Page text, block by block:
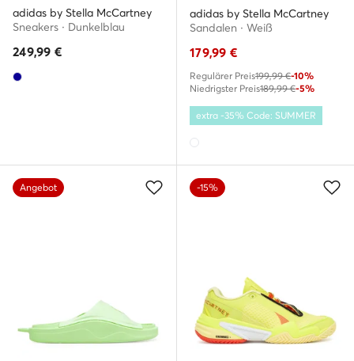
adidas by Stella McCartney
Sneakers · Dunkelblau
249,99 €
adidas by Stella McCartney
Sandalen · Weiß
179,99 €
Regulärer Preis199,99 €-10%
Niedrigster Preis189,99 €-5%
extra -35% Code: SUMMER
Angebot -15%